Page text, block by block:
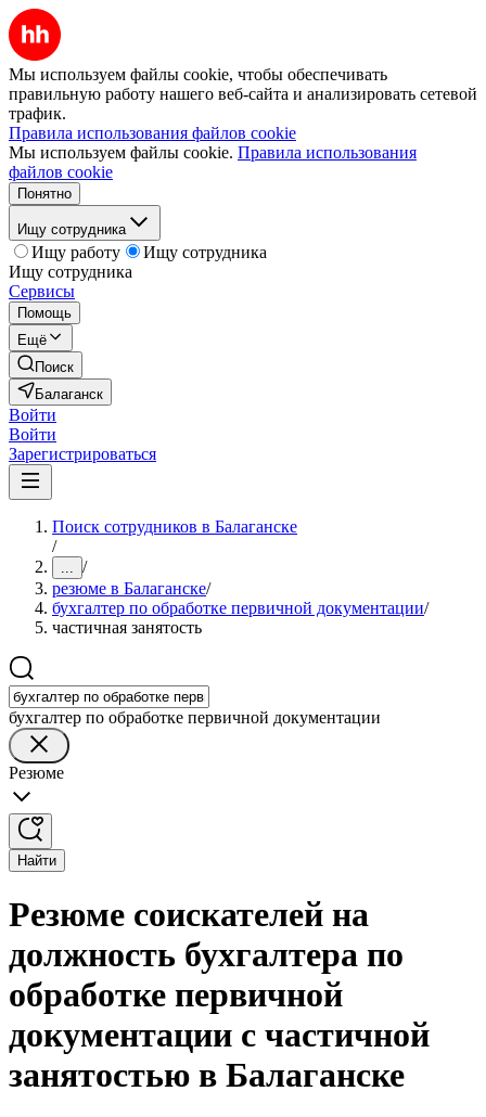
Мы используем файлы cookie, чтобы обеспечивать
правильную работу нашего веб-сайта и анализировать сетевой
трафик.
Правила использования файлов cookie
Мы используем файлы cookie. Правила использования
файлов cookie
Понятно
Ищу сотрудника
Ищу работу
Ищу сотрудника
Ищу сотрудника
Сервисы
Помощь
Ещё
Поиск
Балаганск
Войти
Войти
Зарегистрироваться
Поиск сотрудников в Балаганске
/
... /
резюме в Балаганске/
бухгалтер по обработке первичной документации/
частичная занятость
бухгалтер по обработке первичной документации
Резюме
Найти
Резюме соискателей на
должность бухгалтера по
обработке первичной
документации с частичной
занятостью в Балаганске